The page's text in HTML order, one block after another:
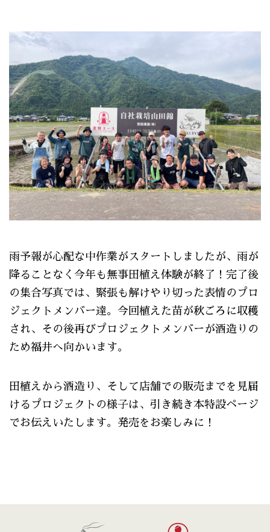
雨予報が心配な中作業がスタートしましたが、雨が
降ることなく今年も無事田植え体験が終了！完了後
の集合写真では、緊張も解けやり切った表情のプロ
ジェクトメンバー達。今回植えた苗が秋ごろに収穫
され、その後再びプロジェクトメンバーが酒造りの
ため福井へ向かいます。
田植えから酒造り、そして店舗での販売までを見届
けるプロジェクトの様子は、引き続き本特設ページ
でお伝えいたします。発売をお楽しみに！